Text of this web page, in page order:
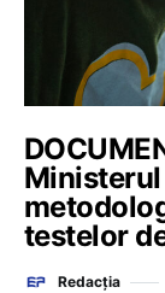
Ministerul
testelor
Redacția